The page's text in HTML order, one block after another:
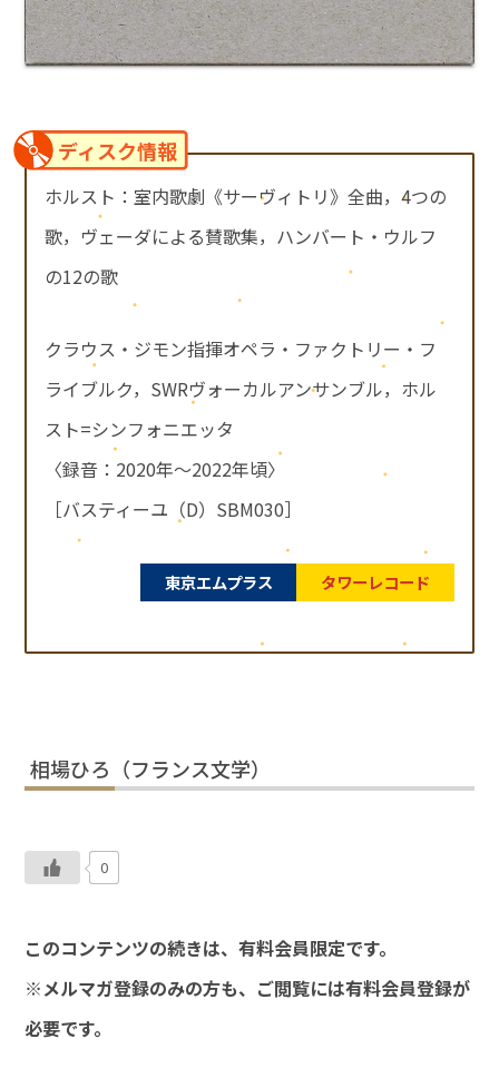
ディスク情報
ホルスト：室内歌劇《サーヴィトリ》全曲，4つの
歌，ヴェーダによる賛歌集，ハンバート・ウルフ
の12の歌
クラウス・ジモン指揮オペラ・ファクトリー・フ
ライブルク，SWRヴォーカルアンサンブル，ホル
スト=シンフォニエッタ
〈録音：2020年～2022年頃〉
［バスティーユ（D）SBM030］
東京エムプラス タワーレコード
相場ひろ（フランス文学）
0
このコンテンツの続きは、有料会員限定です。
※メルマガ登録のみの方も、ご閲覧には有料会員登録が
必要です。